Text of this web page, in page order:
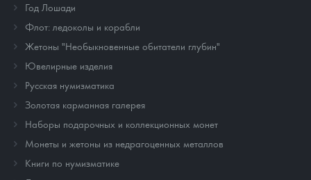
Год Лошади
Флот: ледоколы и корабли
Жетоны "Необыкновенные обитатели глубин"
Ювелирные изделия
Русская нумизматика
Золотая карманная галерея
Наборы подарочных и коллекционных монет
Монеты и жетоны из недрагоценных металлов
Книги по нумизматике